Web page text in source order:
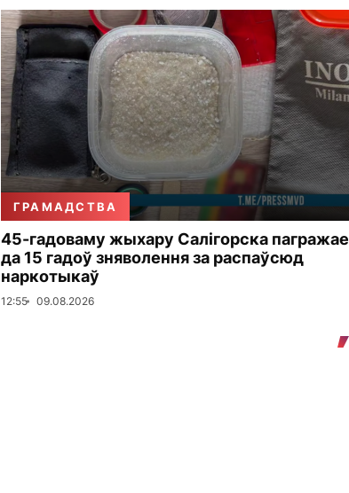
ГРАМАДСТВА
45-гадоваму жыхару Салігорска пагражае
да 15 гадоў зняволення за распаўсюд
наркотыкаў
12:55 09.08.2026